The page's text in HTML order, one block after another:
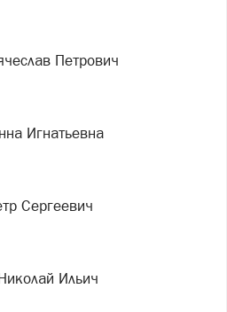
Петрович
Игнатьевна
Сергеевич
Ильич